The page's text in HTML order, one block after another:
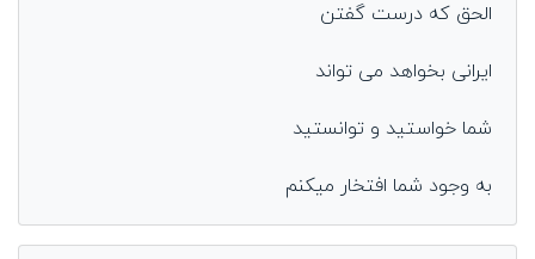
الحق که درست گفتن
ایرانی بخواهد می تواند
شما خواستید و توانستید
به وجود شما افتخار میکنم